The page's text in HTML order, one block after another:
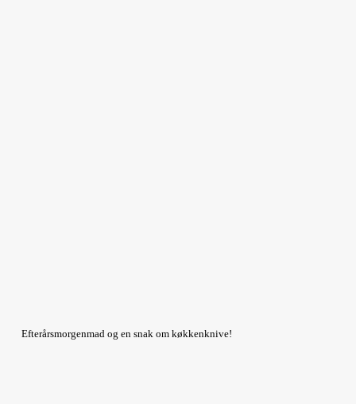
Efterårsmorgenmad og en snak om køkkenknive!